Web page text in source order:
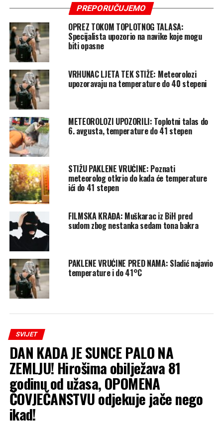
PREPORUČUJEMO
OPREZ TOKOM TOPLOTNOG TALASA:
Specijalista upozorio na navike koje mogu
biti opasne
VRHUNAC LJETA TEK STIŽE: Meteorolozi
upozoravaju na temperature do 40 stepeni
METEOROLOZI UPOZORILI: Toplotni talas do
6. avgusta, temperature do 41 stepen
STIŽU PAKLENE VRUĆINE: Poznati
meteorolog otkrio do kada će temperature
ići do 41 stepen
FILMSKA KRAĐA: Muškarac iz BiH pred
sudom zbog nestanka sedam tona bakra
PAKLENE VRUĆINE PRED NAMA: Sladić najavio
temperature i do 41°C
SVIJET
DAN KADA JE SUNCE PALO NA
ZEMLJU! Hirošima obilježava 81
godinu od užasa, OPOMENA
ČOVJEČANSTVU odjekuje jače nego
ikad!